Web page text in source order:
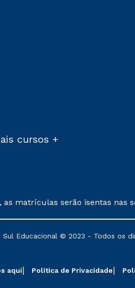
cursos +
as matrículas serão isentas nas
Descontos
Sul Educacional © 2023 - Todos os
aqui Política de Privacidade